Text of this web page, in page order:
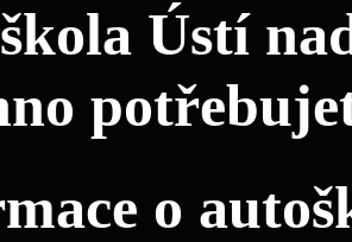
Ústí
o